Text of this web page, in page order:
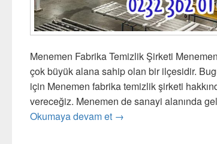
Menemen Fabrika Temizlik Şirketi
çok büyük alana sahip olan bir ilçesidir.
için Menemen fabrika temizlik şirketi
vereceğiz. Menemen de sanayi alanında
Okumaya devam et Menemen Fabrika
→